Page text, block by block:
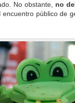
No obstante, no
público de